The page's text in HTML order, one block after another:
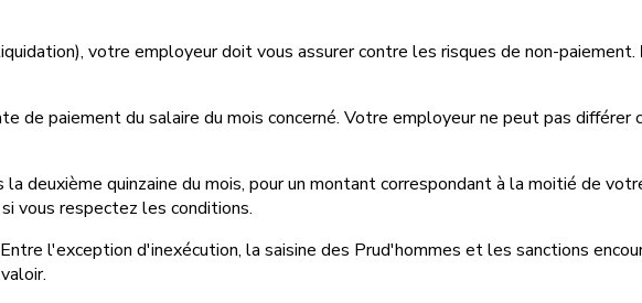
votre employeur doit vous assurer contre les risques de non-paiement.
de paiement du salaire du mois concerné. Votre employeur ne peut pas
deuxième quinzaine du mois, pour un montant correspondant à la moitié de
vous respectez les conditions.
l'exception d'inexécution, la saisine des Prud'hommes et les sanctions